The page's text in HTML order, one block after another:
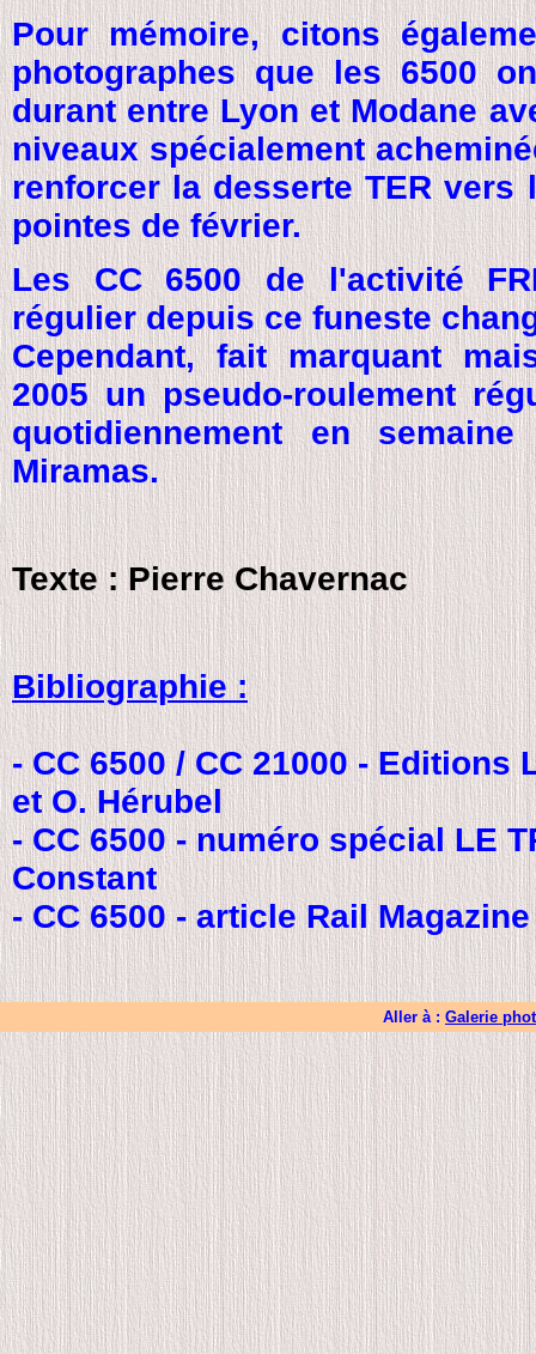
Pour mémoire, citons
photographes que les 6500
durant entre Lyon et Modane
niveaux spécialement
renforcer la desserte TER
pointes de février.
Les CC 6500 de l'activité
régulier depuis ce funeste
Cependant, fait marquant
2005 un pseudo-roulement
quotidiennement en
Miramas.
Texte : Pierre Chavernac
Bibliographie :
- CC 6500 / CC 21000 - Editions
et O. Hérubel
- CC 6500 - numéro spécial LE
Constant
- CC 6500 - article Rail
Aller à : Galerie